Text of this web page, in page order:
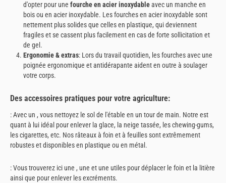
d'opter pour une fourche en acier inoxydableavec un manche en
bois ou en acier inoxydable. Les fourches en acier inoxydable sont
nettement plus solides que celles en plastique, qui deviennent
fragiles et se cassent plus facilement en cas de forte sollicitation et
de gel.
Ergonomie & extras: Lors du travail quotidien, les fourches avec une
poignée ergonomique et antidérapante aident en outre à soulager
votre corps.
Des accessoires pratiques pour votre agriculture:
: Avec un , vous nettoyez le sol de l'étable en un tour de main. Notre est
quant à lui idéal pour enlever la glace, la neige tassée, les chewing-gums,
les cigarettes, etc. Nos râteaux à foin et à feuilles sont extrêmement
robustes et disponibles en plastique ou en métal.
: Vous trouverez ici une , une et une utiles pour déplacer le foin et la litière
ainsi que pour enlever les excréments.